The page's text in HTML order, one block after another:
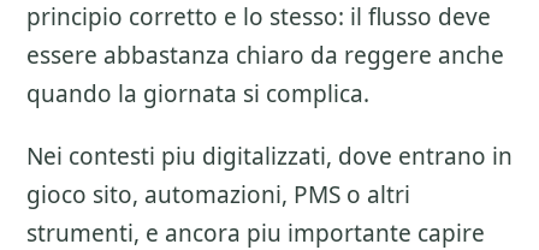
principio corretto e lo stesso: il flusso deve
essere abbastanza chiaro da reggere anche
quando la giornata si complica.
Nei contesti piu digitalizzati, dove entrano in
gioco sito, automazioni, PMS o altri
strumenti, e ancora piu importante capire